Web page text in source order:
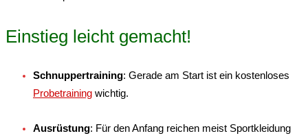
Einstieg leicht gemacht!
Schnuppertraining: Gerade am Start ist ein kostenloses
Probetraining wichtig.
Ausrüstung: Für den Anfang reichen meist Sportkleidung